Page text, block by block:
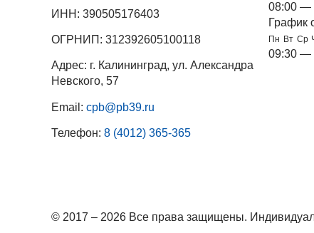
ИНН: 390505176403
ОГРНИП: 312392605100118
Адрес: г. Калининград, ул. Александра
Невского, 57
Email: cpb@pb39.ru
Телефон: 8 (4012) 365-365
08:00 —
График
Пн Вт Ср
09:30 —
© 2017 – 2026 Все права защищены.